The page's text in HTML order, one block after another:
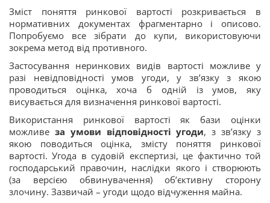
Зміст поняття ринкової вартості розкривається в
нормативних документах фрагментарно і описово.
Попробуємо все зібрати до купи, використовуючи
зокрема метод від противного.
Застосування неринкових видів вартості можливе у
разі невідповідності умов угоди, у зв’язку з якою
проводиться оцінка, хоча б одній із умов, яку
висувається для визначення ринкової вартості.
Використання ринкової вартості як бази оцінки
можливе за умови відповідності угоди, з зв’язку з
якою поводиться оцінка, змісту поняття ринкової
вартості. Угода в судовій експертизі, це фактично той
господарський правочин, наслідки якого і створюють
(за версією обвинувачення) об’єктивну сторону
злочину. Зазвичай – угоди щодо відчуження майна.